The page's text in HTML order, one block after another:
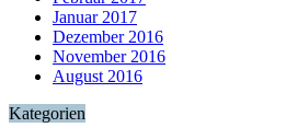
Januar 2017
Dezember 2016
November 2016
August 2016
Kategorien